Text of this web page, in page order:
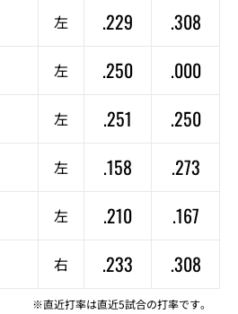
左 .229 .308
左 .250 .000
左 .251 .250
左 .158 .273
左 .210 .167
右 .233 .308
※直近打率は直近5試合の打率です。